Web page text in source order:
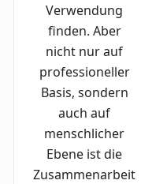
Verwendung
finden. Aber
nicht nur auf
professioneller
Basis, sondern
auch auf
menschlicher
Ebene ist die
Zusammenarbeit